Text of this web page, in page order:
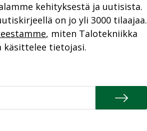
kehityksestä ja uutisista.
on jo yli 3000 tilaajaa.
, miten Talotekniikka
käsittelee tietojasi.